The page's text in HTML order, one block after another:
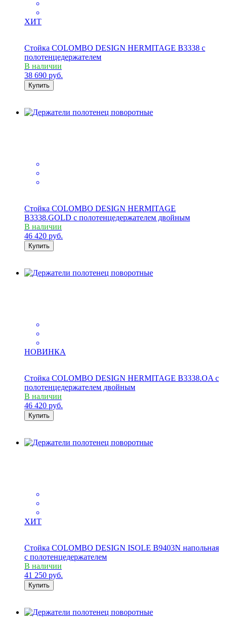
ХИТ
Стойка COLOMBO DESIGN HERMITAGE B3338 с
полотенцедержателем
В наличии
38 690 руб.
Купить
Стойка COLOMBO DESIGN HERMITAGE
B3338.GOLD с полотенцедержателем двойным
В наличии
46 420 руб.
Купить
НОВИНКА
Стойка COLOMBO DESIGN HERMITAGE B3338.OA с
полотенцедержателем двойным
В наличии
46 420 руб.
Купить
ХИТ
Стойка COLOMBO DESIGN ISOLE B9403N напольная
с полотенцедержателем
В наличии
41 250 руб.
Купить